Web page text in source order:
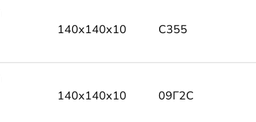
140x140x10 С355
140x140x10 09Г2С